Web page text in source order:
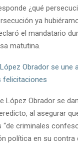
¿qué
ya
el mandatario
matutina.
López Obrador se une
felicitaciones
López Obrador se
al asegurar
criminales
política en su contra